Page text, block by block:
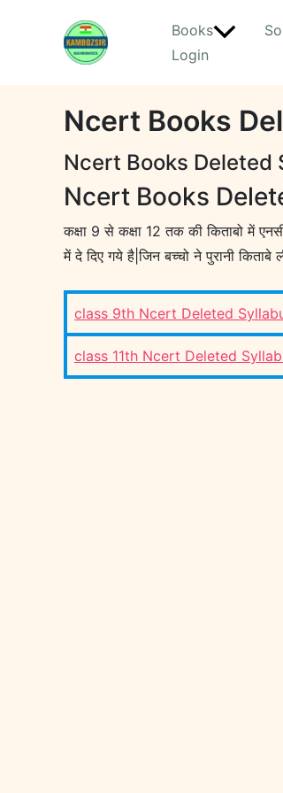
Books
Login
Ncert Books
Ncert Books
Ncert Books
कक्षा 9 से कक्षा 12 तक की किताबो में
में दे दिए गये है|जिन बच्चो ने पुरानी
class 9th Ncert Deleted
class 11th Ncert Deleted